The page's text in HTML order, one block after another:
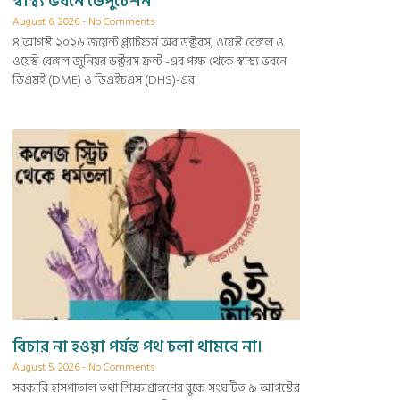
August 6, 2026 No Comments
৪ আগস্ট ২০২৬ জয়েন্ট প্ল্যাটফর্ম অব ডক্টরস, ওয়েস্ট বেঙ্গল ও
ওয়েস্ট বেঙ্গল জুনিয়র ডক্টরস ফ্রন্ট -এর পক্ষ থেকে স্বাস্থ্য ভবনে
ডিএমই (DME) ও ডিএইচএস (DHS)-এর
বিচার না হওয়া পর্যন্ত পথ চলা থামবে না।
August 5, 2026 No Comments
সরকারি হাসপাতাল তথা শিক্ষাপ্রাঙ্গণের বুকে সংঘটিত ৯ আগস্টের